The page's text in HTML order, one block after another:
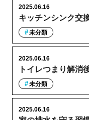
キッチンシンク交
2025.06.16
未分類
トイレつまり解消
2025.06.16
未分類
2025.06.16